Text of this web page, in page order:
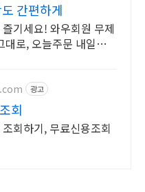
간편하게
기세요! 와우회원 무제
로, 오늘주문 내일도착
광고
회
회하기, 무료신용조회